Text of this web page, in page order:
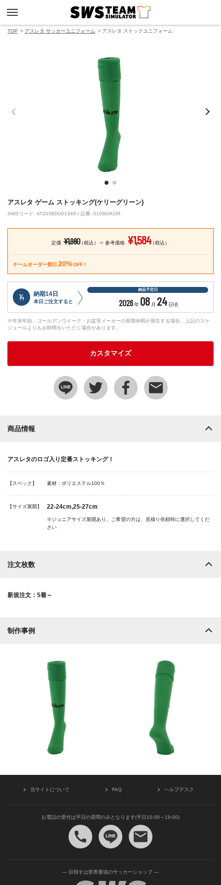
TOP アスレタ サッカーユニフォーム アスレタ ストックユニフォーム
アスレタ ゲーム ストッキング(ケリーグリーン)
SWSコード: AT2038DU01348 / 品番: 01080/KGR
定価 ¥1,980（税込） 参考価格 ¥1,584（税込）
チームオーダー割引 20%OFF！
14 納期14日
本日ご注文すると
納品予定日
2026 年 08 月 24 日頃
※年末年始、ゴールデンウイーク・お盆等メーカーの長期休暇が発生する場合、上記のスケ
ジュールよりもお時間をいただく場合があります。
カスタマイズ
商品情報
アスレタのロゴ入り定番ストッキング！
【スペック】 素材：ポリエステル100％
【サイズ展開】 22-24cm,25-27cm
※ジュニアサイズ展開あり。ご希望の方は、見積り依頼時に選択してくだ
さい
注文枚数
新規注文：5着～
制作事例
当サイトについて FAQ ヘルプデスク
お電話の受付は平日の昼間のみとなります(平日10:00～19:00)
— 目指すは世界最強のサッカーショップ —